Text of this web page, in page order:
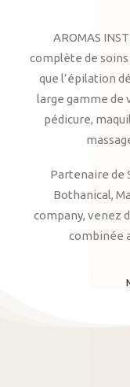
AROMAS
complète de
que l’épilation
large gamme de
pédicure,
Partenaire de
Bothanical,
company, venez
combinée